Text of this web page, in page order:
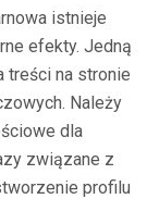
istnieje
efekty. Jedną
treści na stronie
Należy
dla
związane z
profilu